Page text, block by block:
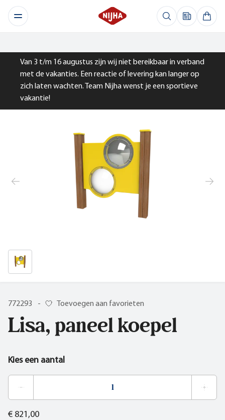
Van 3 t/m 16 augustus zijn wij niet bereikbaar in verband
met de vakanties. Een reactie of levering kan langer op
zich laten wachten. Team Nijha wenst je een sportieve
vakantie!
772293 - Toevoegen aan favorieten
Lisa, paneel koepel
Kies een aantal
€ 821,00